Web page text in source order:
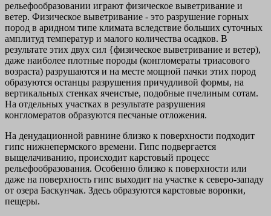
рельефообразовании играют физическое выветривание и
ветер. Физическое выветривание - это разрушение горных
пород в аридном типе климата вследствие больших суточных
амплитуд температур и малого количества осадков. В
результате этих двух сил {физическое выветривание и ветер),
даже наиболее плотные породы (конгломераты триасового
возраста) разрушаются и на месте мощной пачки этих пород
образуются останцы разрушения причудливой формы, на
вертикальных стенках ячеистые, подобные пчелиным сотам.
На отдельных участках в результате разрушения
конгломератов образуются песчаные отложения.
На денудационной равнине близко к поверхности подходит
гипс нижнепермского времени. Гипс подвергается
выщелачиванию, происходит карстовый процесс
рельефообразования. Особенно близко к поверхности или
даже на поверхность гипс выходит на участке к северо-западу
от озера Баскунчак. Здесь образуются карстовые воронки,
пещеры.